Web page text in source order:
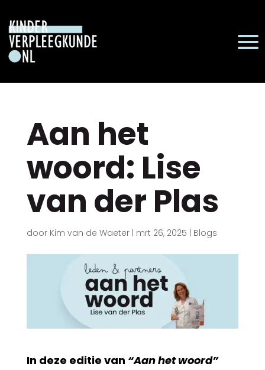
Aan het
woord: Lise
van der Plas
door Kim van de Waeter| mrt 26, 2025 Blogs
In deze editie van “Aan het woord”